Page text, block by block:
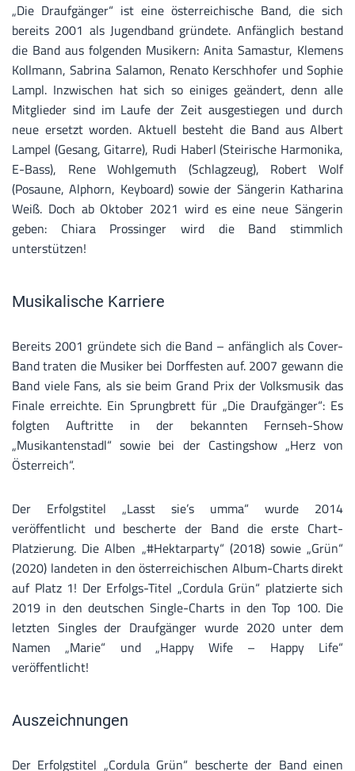
„Die Draufgänger“ ist eine österreichische Band, die sich
bereits 2001 als Jugendband gründete. Anfänglich bestand
die Band aus folgenden Musikern: Anita Samastur, Klemens
Kollmann, Sabrina Salamon, Renato Kerschhofer und Sophie
Lampl. Inzwischen hat sich so einiges geändert, denn alle
Mitglieder sind im Laufe der Zeit ausgestiegen und durch
neue ersetzt worden. Aktuell besteht die Band aus Albert
Lampel (Gesang, Gitarre), Rudi Haberl (Steirische Harmonika,
E-Bass), Rene Wohlgemuth (Schlagzeug), Robert Wolf
(Posaune, Alphorn, Keyboard) sowie der Sängerin Katharina
Weiß. Doch ab Oktober 2021 wird es eine neue Sängerin
geben: Chiara Prossinger wird die Band stimmlich
unterstützen!
Musikalische Karriere
Bereits 2001 gründete sich die Band – anfänglich als Cover-
Band traten die Musiker bei Dorffesten auf. 2007 gewann die
Band viele Fans, als sie beim Grand Prix der Volksmusik das
Finale erreichte. Ein Sprungbrett für „Die Draufgänger“: Es
folgten Auftritte in der bekannten Fernseh-Show
„Musikantenstadl“ sowie bei der Castingshow „Herz von
Österreich“.
Der Erfolgstitel „Lasst sie’s umma“ wurde 2014
veröffentlicht und bescherte der Band die erste Chart-
Platzierung. Die Alben „#Hektarparty“ (2018) sowie „Grün“
(2020) landeten in den österreichischen Album-Charts direkt
auf Platz 1! Der Erfolgs-Titel „Cordula Grün“ platzierte sich
2019 in den deutschen Single-Charts in den Top 100. Die
letzten Singles der Draufgänger wurde 2020 unter dem
Namen „Marie“ und „Happy Wife – Happy Life“
veröffentlicht!
Auszeichnungen
Der Erfolgstitel „Cordula Grün“ bescherte der Band einen